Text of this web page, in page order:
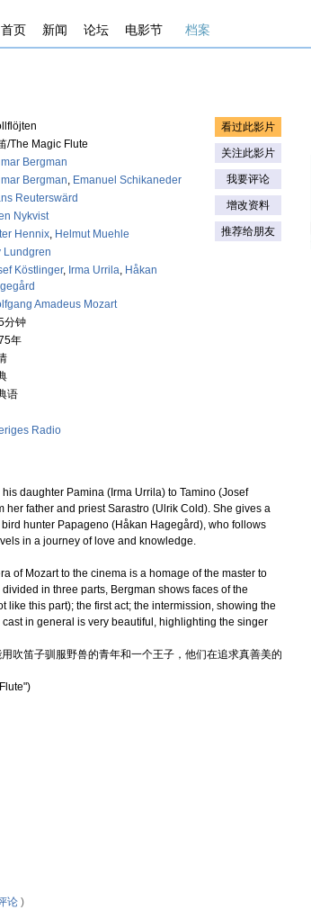
首页 新闻 论坛 电影节 档案
/The Magic Flute
Bergman
Bergman, Emanuel Schikaneder
Reuterswärd
Nykvist
Hennix, Helmut Muehle
Lundgren
Köstlinger, Irma Urrila, Håkan
Amadeus Mozart
分钟
年
语
Radio
看过此影片
关注此影片
我要评论
增改资料
推荐给朋友
daughter Pamina (Irma Urrila) to Tamino (Josef
her father and priest Sarastro (Ulrik Cold). She gives a
hunter Papageno (Håkan Hagegård), who follows
in a journey of love and knowledge.
of Mozart to the cinema is a homage of the master to
in three parts, Bergman shows faces of the
like this part); the first act; the intermission, showing the
in general is very beautiful, highlighting the singer
吹笛子驯服野兽的青年和一个王子，他们在追求真善美的
论 )